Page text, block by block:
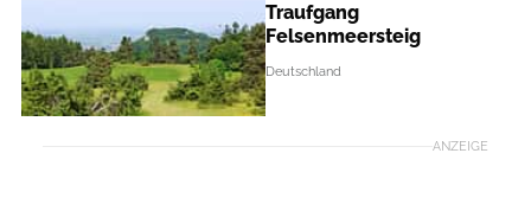
Traufgang
Felsenmeersteig
Deutschland
ANZEIGE